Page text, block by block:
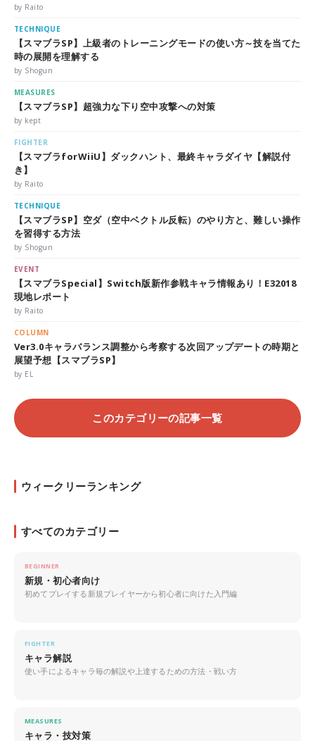
by Raito
TECHNIQUE
【スマブラSP】上級者のトレーニングモードの使い方～技を当てた
時の展開を理解する
by Shogun
MEASURES
【スマブラSP】超強力な下り空中攻撃への対策
by kept
FIGHTER
【スマブラforWiiU】ダックハント、最終キャラダイヤ【解説付
き】
by Raito
TECHNIQUE
【スマブラSP】空ダ（空中ベクトル反転）のやり方と、難しい操作
を習得する方法
by Shogun
EVENT
【スマブラSpecial】Switch版新作参戦キャラ情報あり！E32018
現地レポート
by Raito
COLUMN
Ver3.0キャラバランス調整から考察する次回アップデートの時期と
展望予想【スマブラSP】
by EL
このカテゴリーの記事一覧
ウィークリーランキング
すべてのカテゴリー
BEGINNER
新規・初心者向け
初めてプレイする新規プレイヤーから初心者に向けた入門編
FIGHTER
キャラ解説
使い手によるキャラ毎の解説や上達するための方法・戦い方
MEASURES
キャラ・技対策